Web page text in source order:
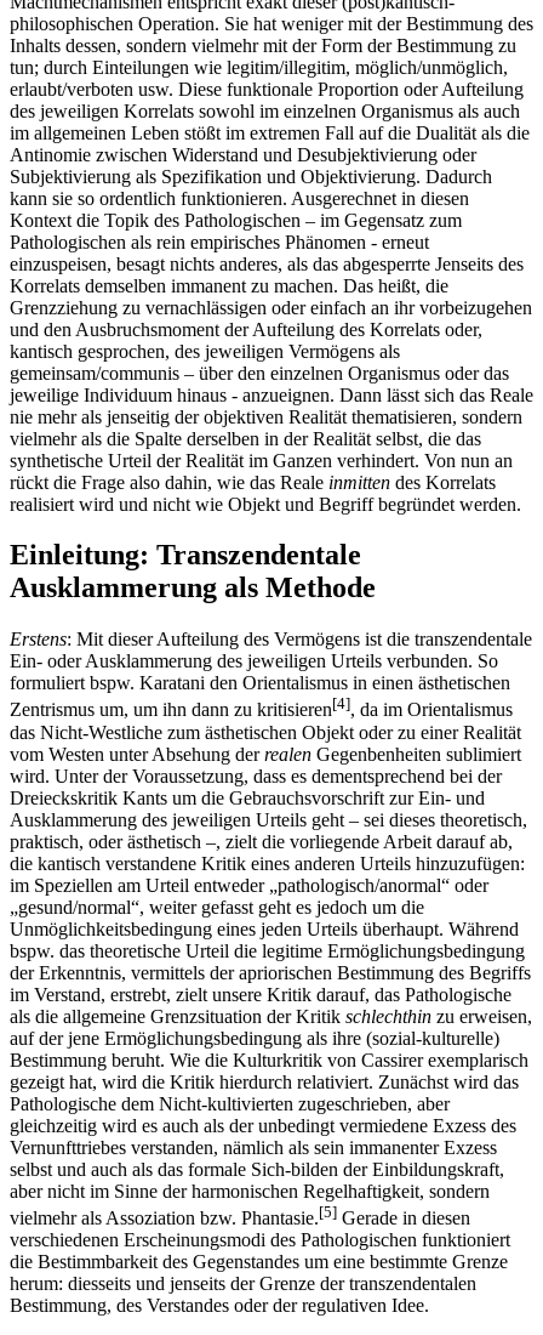
philosophischen Operation. Sie hat weniger mit der Bestimmung des
Inhalts dessen, sondern vielmehr mit der Form der Bestimmung zu
tun; durch Einteilungen wie legitim/illegitim, möglich/unmöglich,
erlaubt/verboten usw. Diese funktionale Proportion oder Aufteilung
des jeweiligen Korrelats sowohl im einzelnen Organismus als auch
im allgemeinen Leben stößt im extremen Fall auf die Dualität als die
Antinomie zwischen Widerstand und Desubjektivierung oder
Subjektivierung als Spezifikation und Objektivierung. Dadurch
kann sie so ordentlich funktionieren. Ausgerechnet in diesen
Kontext die Topik des Pathologischen – im Gegensatz zum
Pathologischen als rein empirisches Phänomen - erneut
einzuspeisen, besagt nichts anderes, als das abgesperrte Jenseits des
Korrelats demselben immanent zu machen. Das heißt, die
Grenzziehung zu vernachlässigen oder einfach an ihr vorbeizugehen
und den Ausbruchsmoment der Aufteilung des Korrelats oder,
kantisch gesprochen, des jeweiligen Vermögens als
gemeinsam/communis – über den einzelnen Organismus oder das
jeweilige Individuum hinaus - anzueignen. Dann lässt sich das Reale
nie mehr als jenseitig der objektiven Realität thematisieren, sondern
vielmehr als die Spalte derselben in der Realität selbst, die das
synthetische Urteil der Realität im Ganzen verhindert. Von nun an
rückt die Frage also dahin, wie das Reale inmitten des Korrelats
realisiert wird und nicht wie Objekt und Begriff begründet werden.
Einleitung: Transzendentale
Ausklammerung als Methode
Erstens: Mit dieser Aufteilung des Vermögens ist die transzendentale
Ein- oder Ausklammerung des jeweiligen Urteils verbunden. So
formuliert bspw. Karatani den Orientalismus in einen ästhetischen
Zentrismus um, um ihn dann zu kritisieren[4], da im Orientalismus
das Nicht-Westliche zum ästhetischen Objekt oder zu einer Realität
vom Westen unter Absehung derrealen Gegenbenheiten sublimiert
wird. Unter der Voraussetzung, dass es dementsprechend bei der
Dreieckskritik Kants um die Gebrauchsvorschrift zur Ein- und
Ausklammerung des jeweiligen Urteils geht – sei dieses theoretisch,
praktisch, oder ästhetisch –, zielt die vorliegende Arbeit darauf ab,
die kantisch verstandene Kritik eines anderen Urteils hinzuzufügen:
im Speziellen am Urteil entweder „pathologisch/anormal“ oder
„gesund/normal“, weiter gefasst geht es jedoch um die
Unmöglichkeitsbedingung eines jeden Urteils überhaupt. Während
bspw. das theoretische Urteil die legitime Ermöglichungsbedingung
der Erkenntnis, vermittels der apriorischen Bestimmung des Begriffs
im Verstand, erstrebt, zielt unsere Kritik darauf, das Pathologische
als die allgemeine Grenzsituation der Kritik schlechthin zu erweisen,
auf der jene Ermöglichungsbedingung als ihre (sozial-kulturelle)
Bestimmung beruht. Wie die Kulturkritik von Cassirer exemplarisch
gezeigt hat, wird die Kritik hierdurch relativiert. Zunächst wird das
Pathologische dem Nicht-kultivierten zugeschrieben, aber
gleichzeitig wird es auch als der unbedingt vermiedene Exzess des
Vernunfttriebes verstanden, nämlich als sein immanenter Exzess
selbst und auch als das formale Sich-bilden der Einbildungskraft,
aber nicht im Sinne der harmonischen Regelhaftigkeit, sondern
vielmehr als Assoziation bzw. Phantasie.[5] Gerade in diesen
verschiedenen Erscheinungsmodi des Pathologischen funktioniert
die Bestimmbarkeit des Gegenstandes um eine bestimmte Grenze
herum: diesseits und jenseits der Grenze der transzendentalen
Bestimmung, des Verstandes oder der regulativen Idee.